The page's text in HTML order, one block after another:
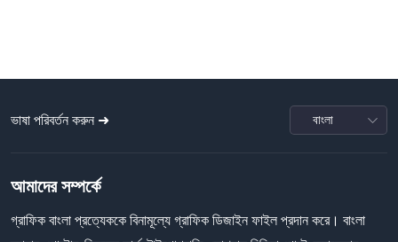
ভাষা পরিবর্তন করুন ➜
আমাদের সম্পর্কে
গ্রাফিক বাংলা প্রত্যেককে বিনামূল্যে গ্রাফিক ডিজাইন ফাইল প্রদান করে। বাংলা